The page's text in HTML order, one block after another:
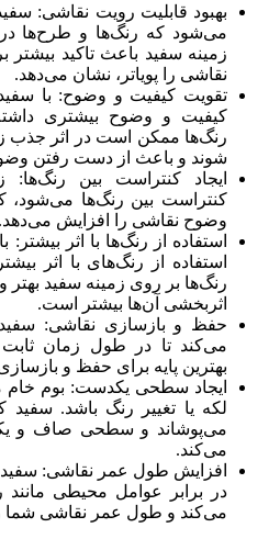
بهبود قابلیت رویت نقاشی:
می‌شود که رنگ‌ها و طرح‌ها
زمینه سفید باعث تاکید
نقاشی را پویاتر، نشان می‌دهد.
تقویت کیفیت و وضوح: با
کیفیت و وضوح بیشتری
رنگ‌ها ممکن است در اثر جذب
شوند و باعث از دست رفتن
ایجاد کنتراست بین
کنتراست بین رنگ‌ها می‌شود،
وضوح نقاشی را افزایش می‌دهد.
استفاده از رنگ‌ها با اثر
استفاده از رنگ‌های با اثر
رنگ‌ها بر روی زمینه سفید
اثربخشی آن‌ها بیشتر است.
حفظ و بازسازی نقاشی:
می‌کند تا در طول زمان ثابت
بهترین پایه برای حفظ و
ایجاد سطحی یکدست: بوم خام
لکه یا تغییر رنگ باشد. سفید
می‌پوشاند و سطحی صاف و
می‌کند.
افزایش طول عمر نقاشی:
در برابر عوامل محیطی
می‌کند و طول عمر نقاشی شما